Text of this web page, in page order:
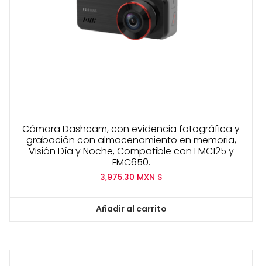
Cámara Dashcam, con evidencia fotográfica y
grabación con almacenamiento en memoria,
Visión Día y Noche, Compatible con FMC125 y
FMC650.
3,975.30 MXN $
Añadir al carrito